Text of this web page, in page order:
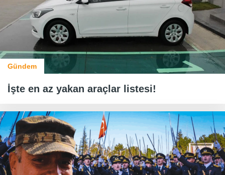
Gündem
İşte en az yakan araçlar listesi!